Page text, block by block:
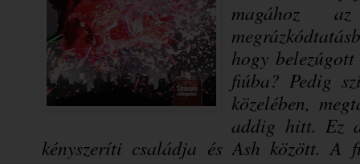
magához
hogy
fiúba? Pedig
közelében,
addig hitt. Ez a
kényszeríti családja és Ash között. A